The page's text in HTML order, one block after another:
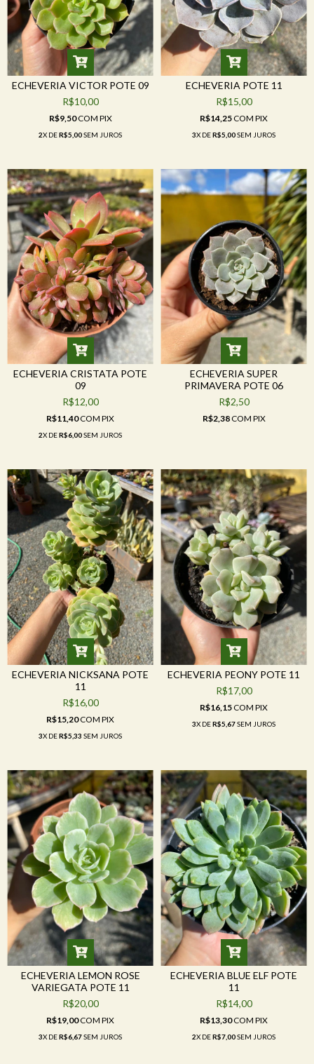
ECHEVERIA VICTOR POTE 09
R$10,00
R$9,50COM PIX
2X DER$5,00SEM JUROS
ECHEVERIA POTE 11
R$15,00
R$14,25COM PIX
3X DER$5,00SEM JUROS
ECHEVERIA CRISTATA POTE
09
R$12,00
R$11,40COM PIX
2X DER$6,00SEM JUROS
ECHEVERIA SUPER
PRIMAVERA POTE 06
R$2,50
R$2,38COM PIX
ECHEVERIA NICKSANA POTE
11
R$16,00
R$15,20COM PIX
3X DER$5,33 SEM JUROS
ECHEVERIA PEONY POTE 11
R$17,00
R$16,15COM PIX
3X DER$5,67SEM JUROS
ECHEVERIA LEMON ROSE
VARIEGATA POTE 11
R$20,00
R$19,00COM PIX
3X DER$6,67SEM JUROS
ECHEVERIA BLUE ELF POTE
11
R$14,00
R$13,30COM PIX
2X DER$7,00SEM JUROS